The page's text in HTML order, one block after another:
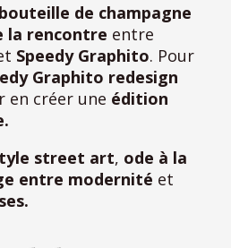
de champagne
la rencontre entre
Speedy Graphito. Pour
Graphito redesign
en créer une édition
street art, ode à la
entre modernité et